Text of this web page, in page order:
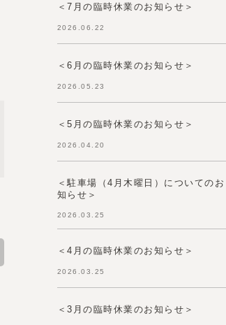
＜7月の臨時休業のお知らせ＞
2026.06.22
＜6月の臨時休業のお知らせ＞
2026.05.23
＜5月の臨時休業のお知らせ＞
2026.04.20
＜駐車場（4月木曜日）についてのお
知らせ＞
2026.03.25
＜4月の臨時休業のお知らせ＞
2026.03.25
＜3月の臨時休業のお知らせ＞